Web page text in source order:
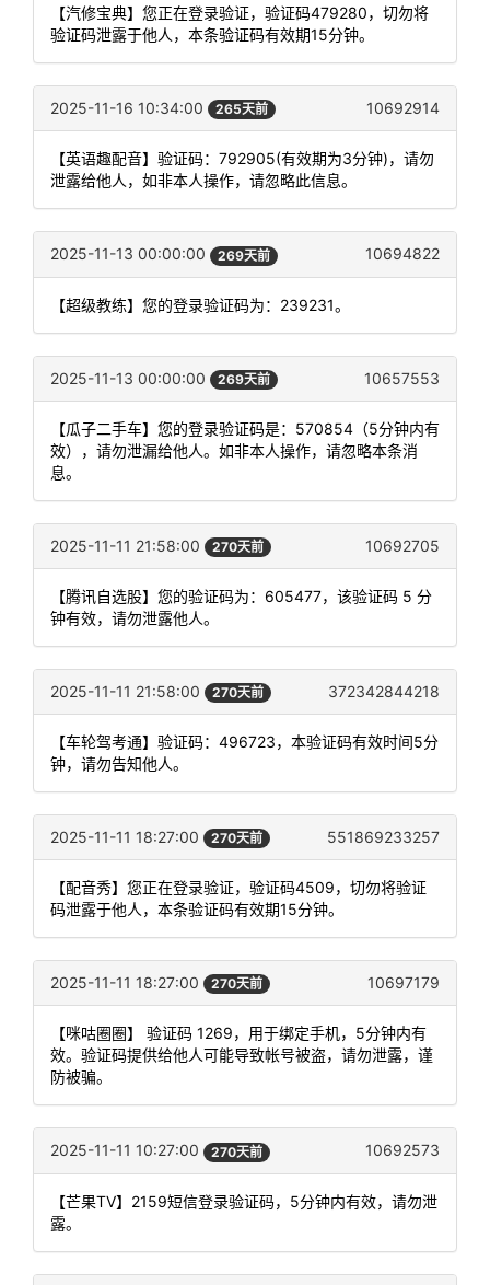
【汽修宝典】您正在登录验证，验证码479280，切勿将
验证码泄露于他人，本条验证码有效期15分钟。
2025-11-16 10:34:00 265天前 10692914
【英语趣配音】验证码：792905(有效期为3分钟)，请勿
泄露给他人，如非本人操作，请忽略此信息。
2025-11-13 00:00:00 269天前 10694822
【超级教练】您的登录验证码为：239231。
2025-11-13 00:00:00 269天前 10657553
【瓜子二手车】您的登录验证码是：570854（5分钟内有
效），请勿泄漏给他人。如非本人操作，请忽略本条消
息。
2025-11-11 21:58:00 270天前 10692705
【腾讯自选股】您的验证码为：605477，该验证码 5 分
钟有效，请勿泄露他人。
2025-11-11 21:58:00 270天前 372342844218
【车轮驾考通】验证码：496723，本验证码有效时间5分
钟，请勿告知他人。
2025-11-11 18:27:00 270天前 551869233257
【配音秀】您正在登录验证，验证码4509，切勿将验证
码泄露于他人，本条验证码有效期15分钟。
2025-11-11 18:27:00 270天前 10697179
【咪咕圈圈】 验证码 1269，用于绑定手机，5分钟内有
效。验证码提供给他人可能导致帐号被盗，请勿泄露，谨
防被骗。
2025-11-11 10:27:00 270天前 10692573
【芒果TV】2159短信登录验证码，5分钟内有效，请勿泄
露。